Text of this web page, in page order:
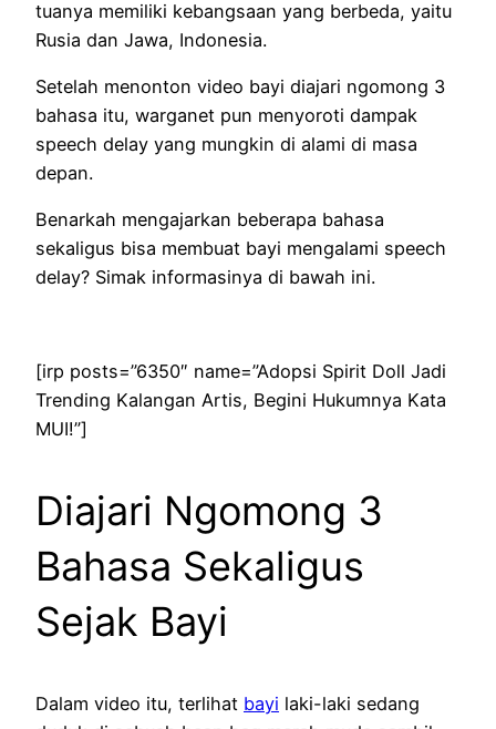
tuanya memiliki kebangsaan yang berbeda, yaitu
Rusia dan Jawa, Indonesia.
Setelah menonton video bayi diajari ngomong 3
bahasa itu, warganet pun menyoroti dampak
speech delay yang mungkin di alami di masa
depan.
Benarkah mengajarkan beberapa bahasa
sekaligus bisa membuat bayi mengalami speech
delay? Simak informasinya di bawah ini.
[irp posts=”6350″ name=”Adopsi Spirit Doll Jadi
Trending Kalangan Artis, Begini Hukumnya Kata
MUI!”]
Diajari Ngomong 3
Bahasa Sekaligus
Sejak Bayi
Dalam video itu, terlihat bayi laki-laki sedang